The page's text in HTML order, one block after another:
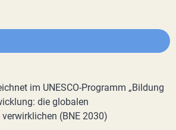
im UNESCO-Programm „Bildung
die globalen
(BNE 2030)